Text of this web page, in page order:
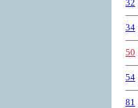
32
34
50
54
81